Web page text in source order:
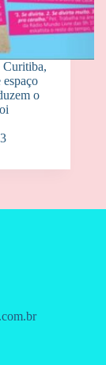
Curitiba,
o